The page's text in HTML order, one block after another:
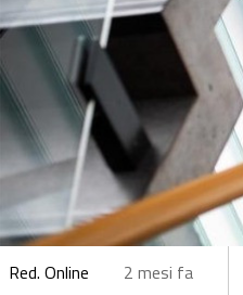
Red. Online 2 mesi fa